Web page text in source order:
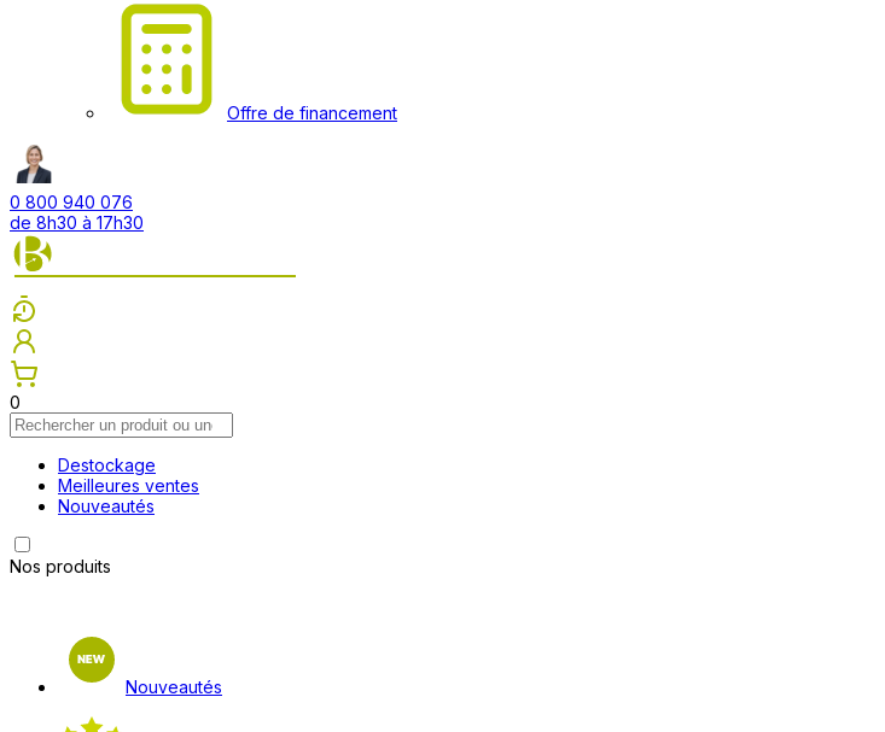
Offre de financement
0 800 940 076
de 8h30 à 17h30
0
Destockage
Meilleures ventes
Nouveautés
Nos produits
Nouveautés